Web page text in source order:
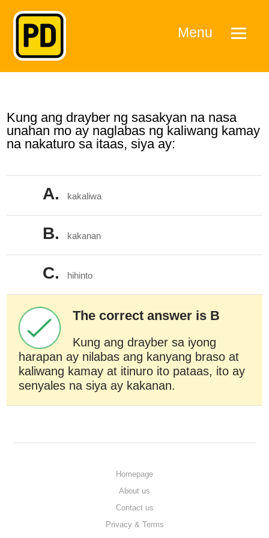
Menu
Kung ang drayber ng sasakyan na nasa
unahan mo ay naglabas ng kaliwang kamay
na nakaturo sa itaas, siya ay:
A. kakaliwa
B. kakanan
C. hihinto
The correct answer is B
Kung ang drayber sa iyong
harapan ay nilabas ang kanyang braso at
kaliwang kamay at itinuro ito pataas, ito ay
senyales na siya ay kakanan.
Homepage
About us
Contact us
Privacy & Terms